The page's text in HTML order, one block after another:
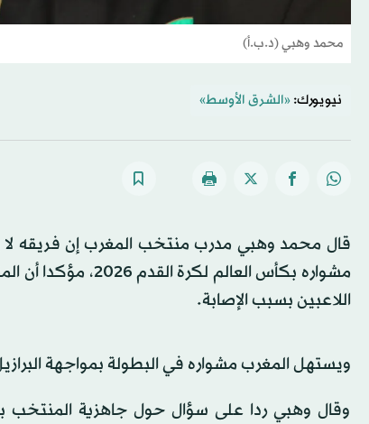
محمد وهبي (د.ب.أ)
نيويورك: «الشرق الأوسط»
قال محمد وهبي مدرب منتخب المغرب إن فريقه
مشواره بكأس
اللاعبين بسبب الإصابة.
ويستهل المغرب مشواره في البطولة بمواجهة
وقال وهبي ردا على سؤال حول جاهزية المنتخب